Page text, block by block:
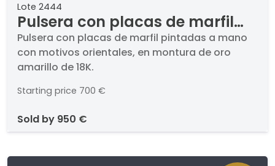
Lote 2444
Pulsera con placas de marfil
pintadas a mano con motivos
orientales, en montura de oro
amarillo de 18K.
Pulsera con placas de marfil pintadas a mano
con motivos orientales, en montura de oro
amarillo de 18K.
Starting price 700 €
sold by 950 €